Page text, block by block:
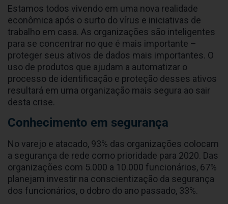
Estamos todos vivendo em uma nova realidade
econômica após o surto do vírus e iniciativas de
trabalho em casa. As organizações são inteligentes
para se concentrar no que é mais importante –
proteger seus ativos de dados mais importantes. O
uso de produtos que ajudam a automatizar o
processo de identificação e proteção desses ativos
resultará em uma organização mais segura ao sair
desta crise.
Conhecimento em segurança
No varejo e atacado, 93% das organizações colocam
a segurança de rede como prioridade para 2020. Das
organizações com 5.000 a 10.000 funcionários, 67%
planejam investir na conscientização da segurança
dos funcionários, o dobro do ano passado, 33%.